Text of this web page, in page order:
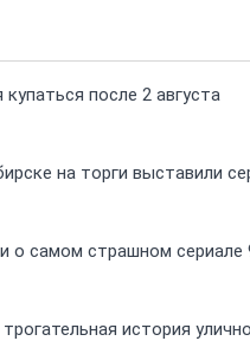
после 2 августа
на торги выставили
о самом страшном сериале
история